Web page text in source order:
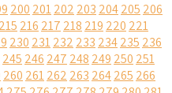
200 201202 203 204205 206
215 216 217 218 219 220 221
230 231232 233 234235 236
245 246 247 248 249 250 251
260 261262 263 264265 266